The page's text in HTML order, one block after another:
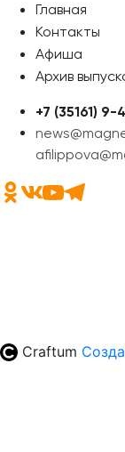
Главная
Контакты
Афиша
Архив
+7 (35161)
Craftum